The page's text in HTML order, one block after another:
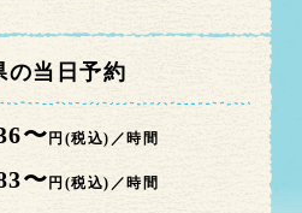
の当日予約
〜 円(税込)／時間
〜 円(税込)／時間